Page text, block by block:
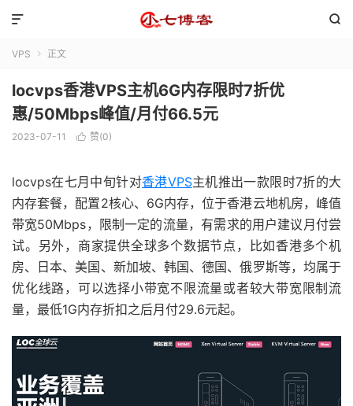


VPS  正文
locvps香港VPS主机6G内存限时7折优
惠/50Mbps峰值/月付66.5元
2023-07-11  赞(0)
locvps在七月中旬针对香港VPS主机推出一款限时7折的大
内存套餐，配置2核心、6G内存，位于香港云地机房，峰值
带宽50Mbps，限制一定的流量，有需求的用户建议月付尝
试。另外，商家提供全球多个数据节点，比如香港多个机
房、日本、美国、新加坡、韩国、德国、俄罗斯等，均属于
优化线路，可以选择小带宽不限流量或者较大带宽限制流
量，最低1G内存折扣之后月付29.6元起。